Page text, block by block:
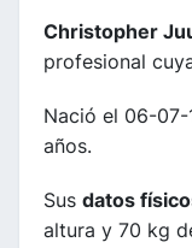
Christopher
profesional
Nació el 06-
años.
Sus datos
altura y 70 kg